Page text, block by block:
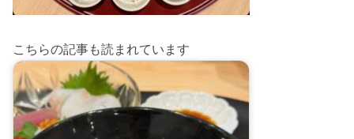
こちらの記事も読まれています